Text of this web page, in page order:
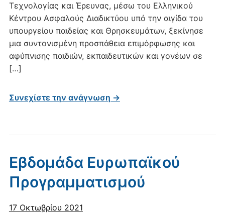
Τεχνολογίας και Έρευνας, μέσω του Ελληνικού
Κέντρου Ασφαλούς Διαδικτύου υπό την αιγίδα του
υπουργείου παιδείας και Θρησκευμάτων, ξεκίνησε
μια συντονισμένη προσπάθεια επιμόρφωσης και
αφύπνισης παιδιών, εκπαιδευτικών και γονέων σε
[…]
Συνεχίστε την ανάγνωση →
Εβδομάδα Ευρωπαϊκού
Προγραμματισμού
17 Οκτωβρίου 2021